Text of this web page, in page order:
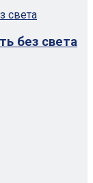
без света